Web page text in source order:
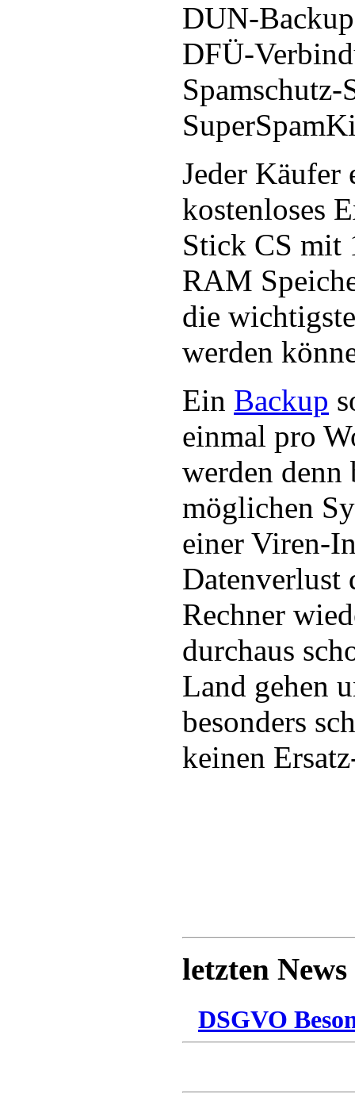
DUN-
DFÜ-
Spamschutz-
Jeder Käufer
kostenloses
Stick CS mit
RAM
die
werden
Ein Backup
einmal pro
werden denn
möglichen
einer Viren-
Datenverlust
Rechner
durchaus
Land gehen
besonders
keinen
letzten News
DSGVO